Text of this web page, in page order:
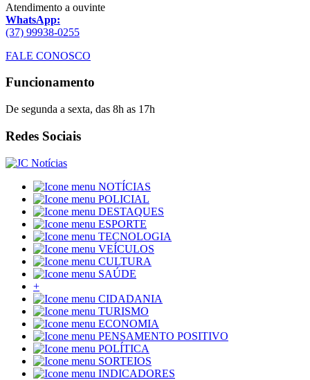
Atendimento a ouvinte
WhatsApp:
(37) 99938-0255
FALE CONOSCO
Funcionamento
De segunda a sexta, das 8h as 17h
Redes Sociais
NOTÍCIAS
POLICIAL
DESTAQUES
ESPORTE
TECNOLOGIA
VEÍCULOS
CULTURA
SAÚDE
+
CIDADANIA
TURISMO
ECONOMIA
PENSAMENTO POSITIVO
POLÍTICA
SORTEIOS
INDICADORES